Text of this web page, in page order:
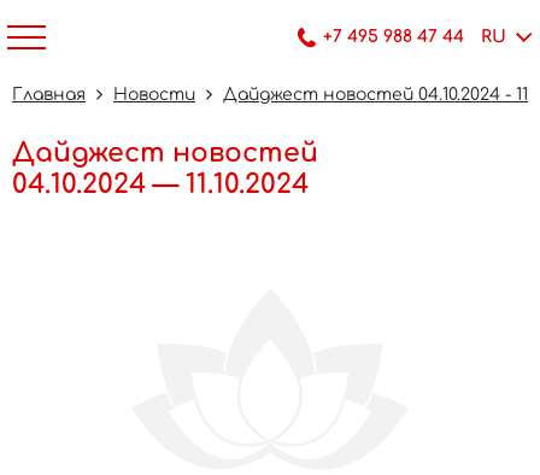
+7 495 988 47 44 RU
Главная Новости Дайджест новостей 04.10.2024 -
Дайджест новостей
04.10.2024 — 11.10.2024